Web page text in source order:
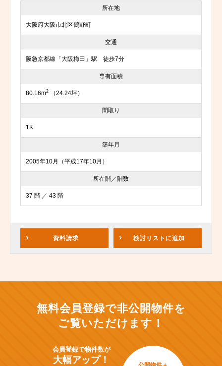
所在地
大阪府大阪市北区鶴野町
交通
阪急京都線「大阪梅田」駅 徒歩7分
専有面積
80.16m2 （24.24坪）
間取り
1K
築年月
2005年10月（平成17年10月）
所在階／階数
37 階 ／ 43 階
資料請求 検討リスト に追加
無料会員登録で非公開物件を
ご覧いただけます！
会員登録で物件数が
大幅アップ！